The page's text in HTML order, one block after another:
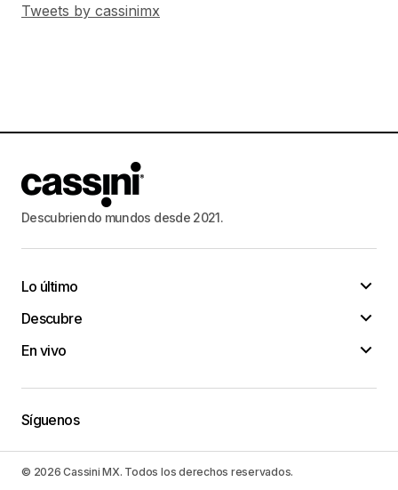
Tweets by cassinimx
Descubriendo mundos desde 2021.
Lo último
Descubre
En vivo
Síguenos
© 2026 Cassini MX. Todos los derechos reservados.